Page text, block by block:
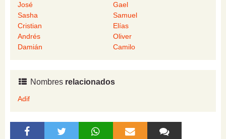
José
Gael
Sasha
Samuel
Cristian
Elías
Andrés
Oliver
Damián
Camilo
Nombres relacionados
Adif